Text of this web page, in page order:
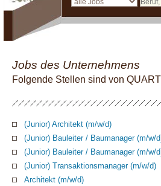
Jobs des Unternehmens
Folgende Stellen sind von
(Junior) Architekt (m/w/d)
(Junior) Bauleiter / Baumanager (m/w/
(Junior) Bauleiter / Baumanager (m/w/
(Junior) Transaktionsmanager (m/w/d)
Architekt (m/w/d)